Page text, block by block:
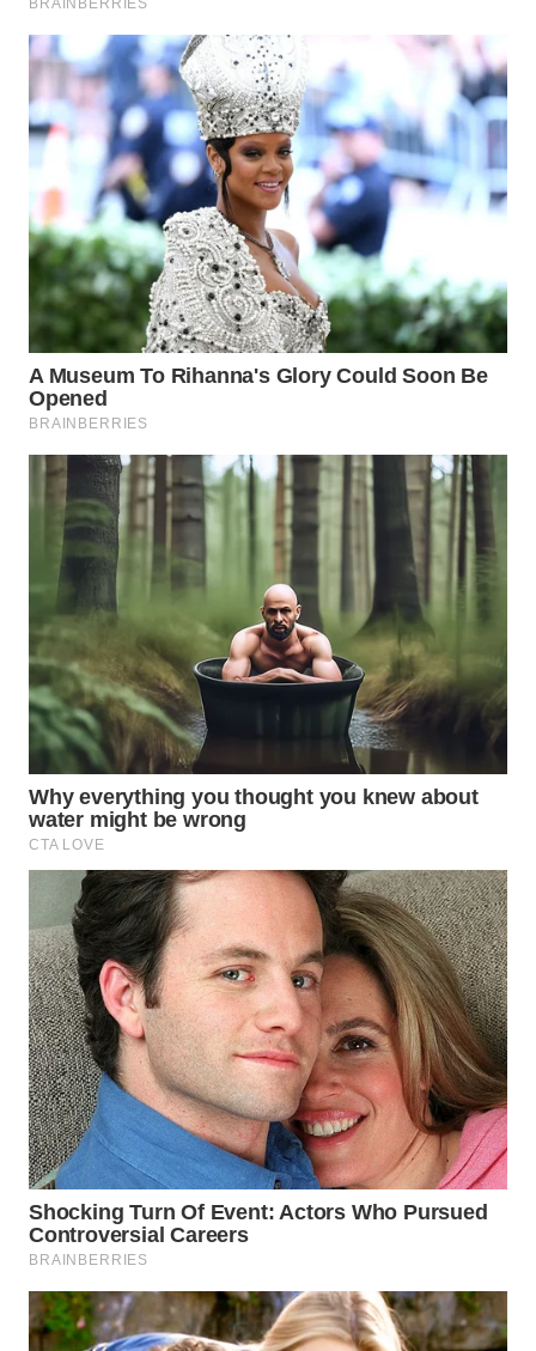
UTARA
WN
SAMOSIR
PADANG
LAWAS
WN
SUMEDANG
WN
CIANJUR
WN
KEPULAUAN
SERIBU
TANGERANG
WN
BINJAI
WN
CIREBON
WN
WN
KUNINGAN
WN
MAJALENGKA
WN
SUBANG
WN
SUKABUMI
PURWAKARTA